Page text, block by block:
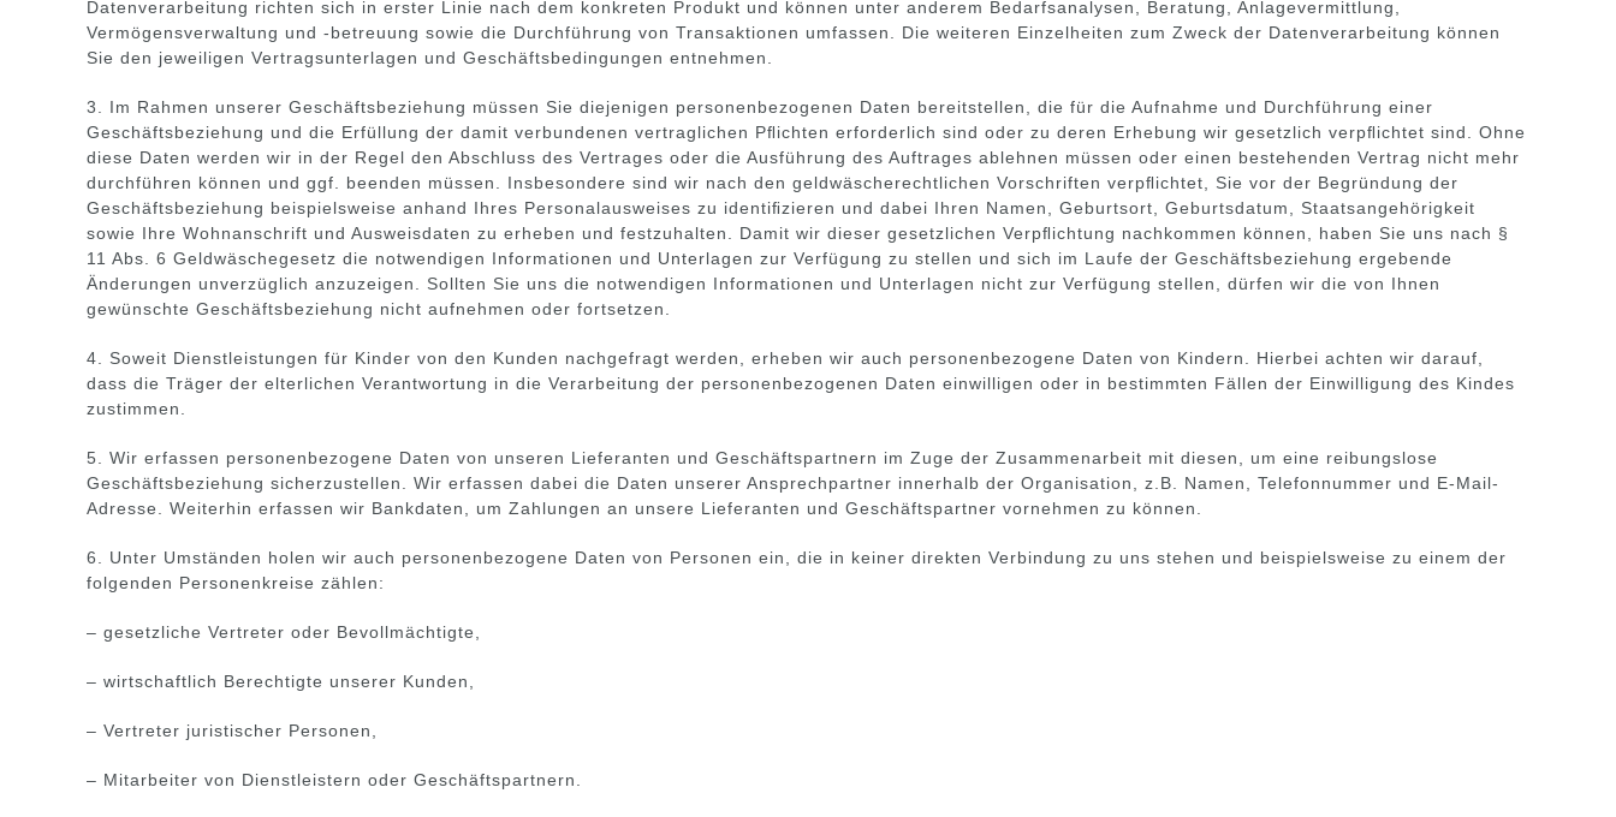
Datenverarbeitung richten sich in erster Linie nach dem konkreten Produkt und können unter anderem Bedarfsanalysen, Beratung, Anlagevermittlung,
Vermögensverwaltung und -betreuung sowie die Durchführung von Transaktionen umfassen. Die weiteren Einzelheiten zum Zweck der Datenverarbeitung können
Sie den jeweiligen Vertragsunterlagen und Geschäftsbedingungen entnehmen.
3. Im Rahmen unserer Geschäftsbeziehung müssen Sie diejenigen personenbezogenen Daten bereitstellen, die für die Aufnahme und Durchführung einer
Geschäftsbeziehung und die Erfüllung der damit verbundenen vertraglichen Pﬂichten erforderlich sind oder zu deren Erhebung wir gesetzlich verpﬂichtet sind. Ohne
diese Daten werden wir in der Regel den Abschluss des Vertrages oder die Ausführung des Auftrages ablehnen müssen oder einen bestehenden Vertrag nicht mehr
durchführen können und ggf. beenden müssen. Insbesondere sind wir nach den geldwäscherechtlichen Vorschriften verpﬂichtet, Sie vor der Begründung der
Geschäftsbeziehung beispielsweise anhand Ihres Personalausweises zu identiﬁzieren und dabei Ihren Namen, Geburtsort, Geburtsdatum, Staatsangehörigkeit
sowie Ihre Wohnanschrift und Ausweisdaten zu erheben und festzuhalten. Damit wir dieser gesetzlichen Verpﬂichtung nachkommen können, haben Sie uns nach §
11 Abs. 6 Geldwäschegesetz die notwendigen Informationen und Unterlagen zur Verfügung zu stellen und sich im Laufe der Geschäftsbeziehung ergebende
Änderungen unverzüglich anzuzeigen. Sollten Sie uns die notwendigen Informationen und Unterlagen nicht zur Verfügung stellen, dürfen wir die von Ihnen
gewünschte Geschäftsbeziehung nicht aufnehmen oder fortsetzen.
4. Soweit Dienstleistungen für Kinder von den Kunden nachgefragt werden, erheben wir auch personenbezogene Daten von Kindern. Hierbei achten wir darauf,
dass die Träger der elterlichen Verantwortung in die Verarbeitung der personenbezogenen Daten einwilligen oder in bestimmten Fällen der Einwilligung des Kindes
zustimmen.
5. Wir erfassen personenbezogene Daten von unseren Lieferanten und Geschäftspartnern im Zuge der Zusammenarbeit mit diesen, um eine reibungslose
Geschäftsbeziehung sicherzustellen. Wir erfassen dabei die Daten unserer Ansprechpartner innerhalb der Organisation, z.B. Namen, Telefonnummer und E-Mail-
Adresse. Weiterhin erfassen wir Bankdaten, um Zahlungen an unsere Lieferanten und Geschäftspartner vornehmen zu können.
6. Unter Umständen holen wir auch personenbezogene Daten von Personen ein, die in keiner direkten Verbindung zu uns stehen und beispielsweise zu einem der
folgenden Personenkreise zählen:
– gesetzliche Vertreter oder Bevollmächtigte,
– wirtschaftlich Berechtigte unserer Kunden,
– Vertreter juristischer Personen,
– Mitarbeiter von Dienstleistern oder Geschäftspartnern.